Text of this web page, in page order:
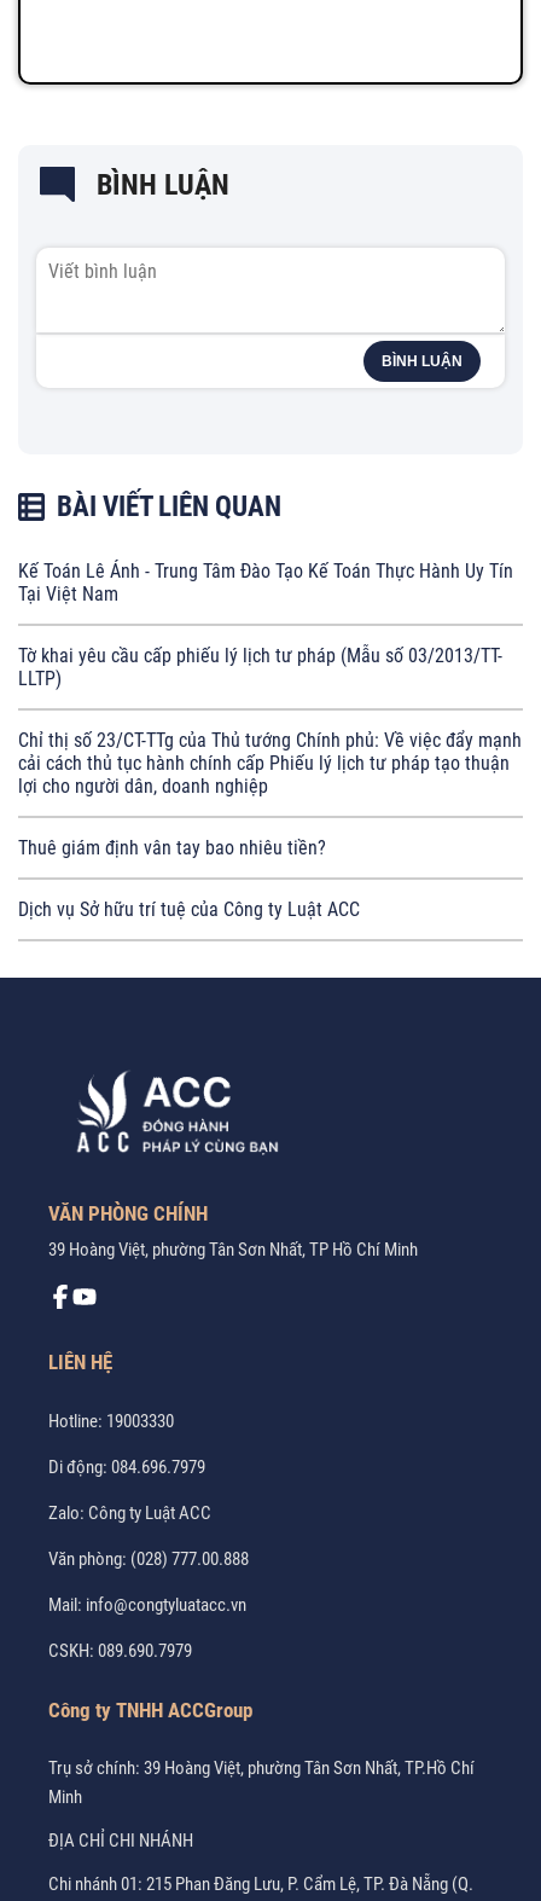
BÌNH LUẬN
BÌNH LUẬN
BÀI VIẾT LIÊN QUAN
Kế Toán Lê Ánh - Trung Tâm Đào Tạo Kế Toán Thực Hành Uy Tín
Tại Việt Nam
Tờ khai yêu cầu cấp phiếu lý lịch tư pháp (Mẫu số 03/2013/TT-
LLTP)
Chỉ thị số 23/CT-TTg của Thủ tướng Chính phủ: Về việc đẩy mạnh
cải cách thủ tục hành chính cấp Phiếu lý lịch tư pháp tạo thuận
lợi cho người dân, doanh nghiệp
Thuê giám định vân tay bao nhiêu tiền?
Dịch vụ Sở hữu trí tuệ của Công ty Luật ACC
VĂN PHÒNG CHÍNH
39 Hoàng Việt, phường Tân Sơn Nhất, TP Hồ Chí Minh
LIÊN HỆ
Hotline: 19003330
Di động: 084.696.7979
Zalo: Công ty Luật ACC
Văn phòng: (028) 777.00.888
Mail: info@congtyluatacc.vn
CSKH: 089.690.7979
Công ty TNHH ACCGroup
Trụ sở chính: 39 Hoàng Việt, phường Tân Sơn Nhất, TP.Hồ Chí
Minh
ĐỊA CHỈ CHI NHÁNH
Chi nhánh 01: 215 Phan Đăng Lưu, P. Cẩm Lệ, TP. Đà Nẵng (Q.